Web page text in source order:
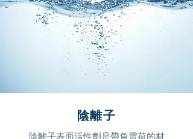
陰離子
陰離子表面活性劑是帶負電荷的材